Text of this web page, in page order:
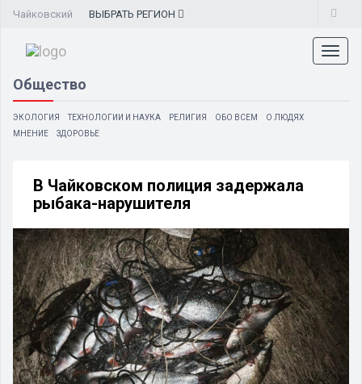
Чайковский ВЫБРАТЬ РЕГИОН
Общество
ЭКОЛОГИЯ ТЕХНОЛОГИИ И НАУКА РЕЛИГИЯ ОБО ВСЕМ
О ЛЮДЯХ
МНЕНИЕ
ЗДОРОВЬЕ
В Чайковском полиция задержала
рыбака-нарушителя